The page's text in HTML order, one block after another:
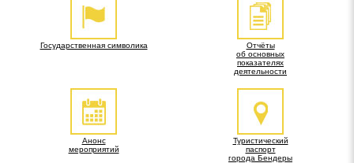
Государственная символика
Отчёты
об основных
показателях
деятельности
Анонс
мероприятий
Туристический
паспорт
города Бендеры